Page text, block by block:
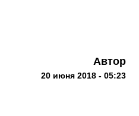
Автор
20 июня 2018 - 05:23